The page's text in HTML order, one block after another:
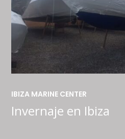
IBIZA MARINE CENTER
Invernaje en Ibiza